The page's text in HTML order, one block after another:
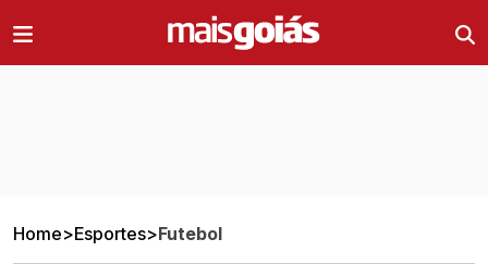
Home>Esportes>Futebol